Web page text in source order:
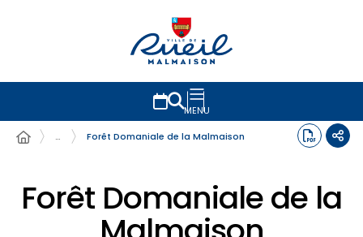
MENU
…
Forêt Domaniale de la Malmaison
Forêt Domaniale de la